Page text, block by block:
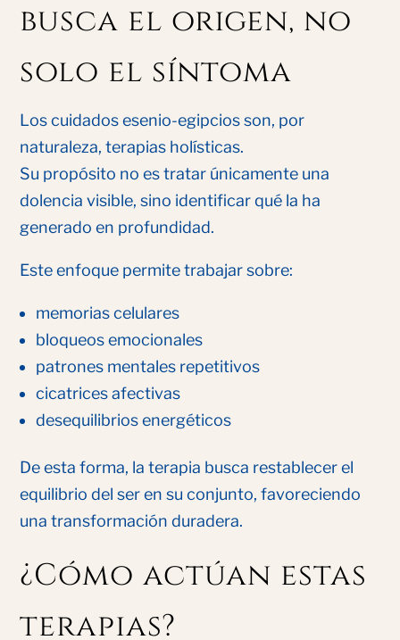
busca el origen, no
solo el síntoma
Los cuidados esenio-egipcios son, por
naturaleza, terapias holísticas.
Su propósito no es tratar únicamente una
dolencia visible, sino identificar qué la ha
generado en profundidad.
Este enfoque permite trabajar sobre:
memorias celulares
bloqueos emocionales
patrones mentales repetitivos
cicatrices afectivas
desequilibrios energéticos
De esta forma, la terapia busca restablecer el
equilibrio del ser en su conjunto, favoreciendo
una transformación duradera.
¿Cómo actúan estas
terapias?